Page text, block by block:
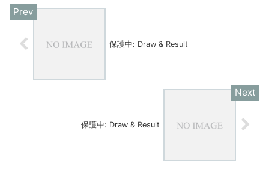
保護中: Draw & Result
保護中: Draw & Result